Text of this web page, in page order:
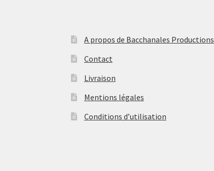
A propos de Bacchanales Productions
Contact
Livraison
Mentions légales
Conditions d’utilisation